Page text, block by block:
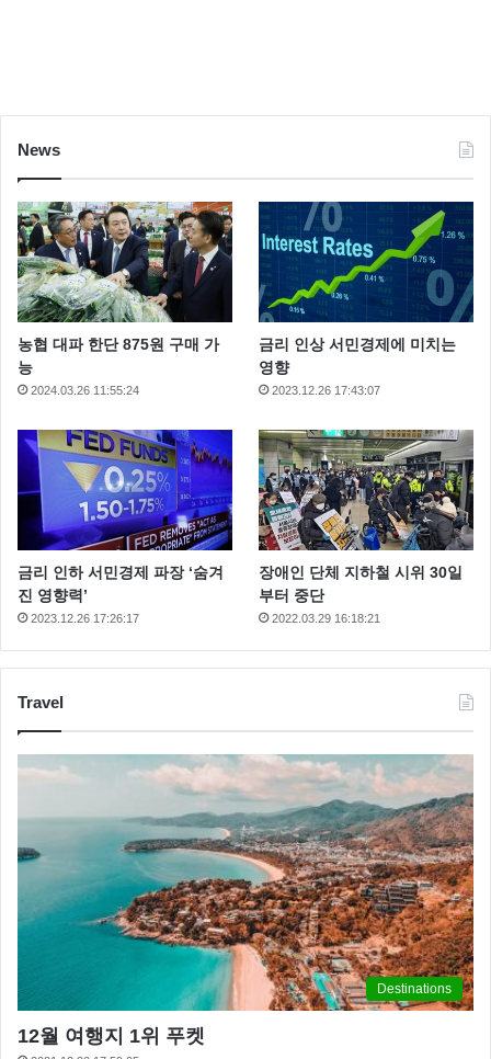
유명 요리사 인 엔리케 올베라 가 멕시코 고급요리를 제공
14.Steirereck (비엔나, 오스트리아)
비엔나 (Vienna)의 레스토랑 Steirereck은 주방장의 신선한 농산물로 만
든 현대적인 오스트리아 요리를 제공합니다
News
농협 대파 한단 875원 구매 가
능
2024.03.26 11:55:24
금리 인상 서민경제에 미치는
영향
2023.12.26 17:43:07
금리 인하 서민경제 파장 ‘숨겨
진 영향력’
2023.12.26 17:26:17
장애인 단체 지하철 시위 30일
부터 중단
2022.03.29 16:18:21
Travel
Destinations
12월 여행지 1위 푸켓